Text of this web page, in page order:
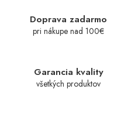
Doprava zadarmo
pri nákupe nad 100€
Garancia kvality
všetkých produktov